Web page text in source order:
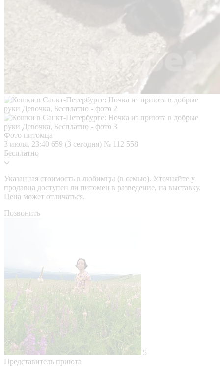
Фото питомца
3 июля, 23:40 659 (3 сегодня) № 112 558
Бесплатно
Указанная стоимость в любимцы (в семью). Уточняйте у
продавца доступен ли питомец в разведение, на выставку.
Цена может отличаться.
Позвонить
5
Представитель приюта